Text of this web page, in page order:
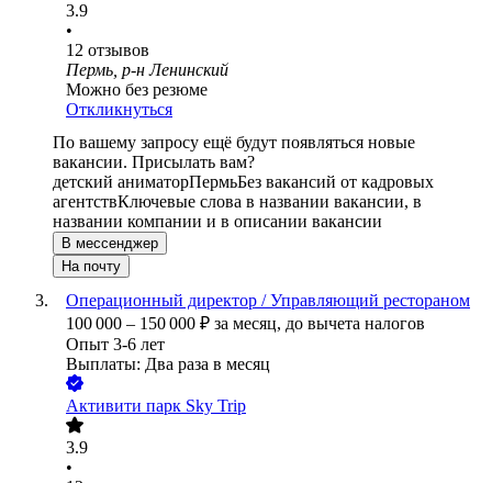
3.9
•
12 отзывов
Пермь, р-н Ленинский
Можно без резюме
Откликнуться
По вашему запросу ещё будут появляться новые
вакансии. Присылать вам?
детский аниматорПермьБез вакансий от кадровых
агентствКлючевые слова в названии вакансии, в
названии компании и в описании вакансии
В мессенджер
На почту
Операционный директор / Управляющий рестораном
100 000 – 150 000 ₽ за месяц, до вычета налогов
Опыт 3-6 лет
Выплаты: Два раза в месяц
Активити парк Sky Trip
3.9
•